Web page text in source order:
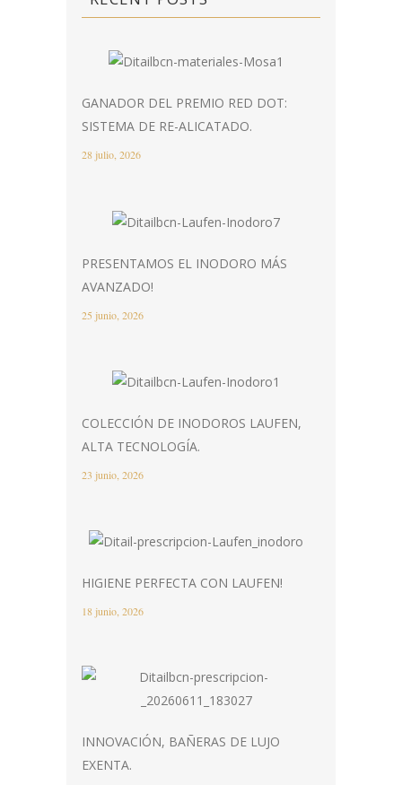
GANADOR DEL PREMIO RED DOT:
SISTEMA DE RE-ALICATADO.
28 julio, 2026
PRESENTAMOS EL INODORO MÁS
AVANZADO!
25 junio, 2026
COLECCIÓN DE INODOROS LAUFEN,
ALTA TECNOLOGÍA.
23 junio, 2026
HIGIENE PERFECTA CON LAUFEN!
18 junio, 2026
INNOVACIÓN, BAÑERAS DE LUJO
EXENTA.